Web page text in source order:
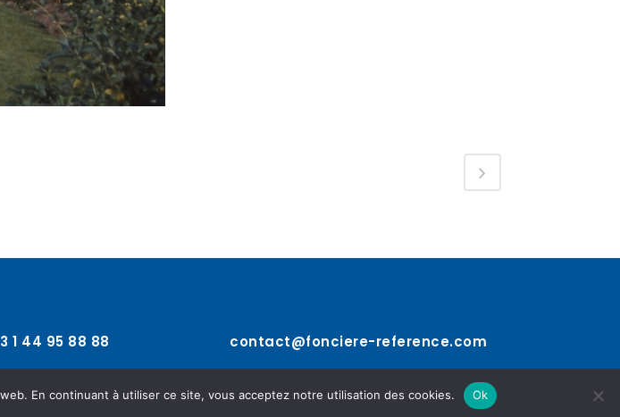
1 44 95 88 88 contact@fonciere-reference.com
En continuant à utiliser ce site, vous acceptez notre utilisation des cookies. Ok